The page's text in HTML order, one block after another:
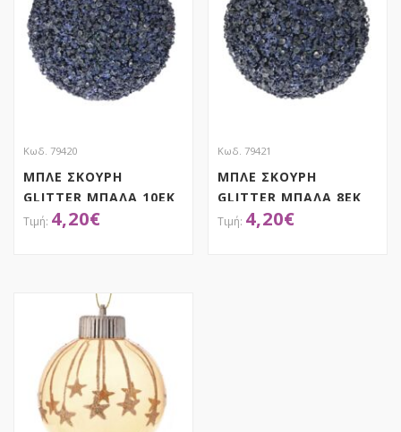
Κωδ. 79420
ΜΠΛΕ ΣΚΟΥΡΗ
GLITTER ΜΠΑΛΑ 10ΕΚ
ΣΕΤ 44,20€
Κωδ. 79421
ΜΠΛΕ ΣΚΟΥΡΗ
GLITTER ΜΠΑΛΑ 8ΕΚ
ΣΕΤ 64,20€